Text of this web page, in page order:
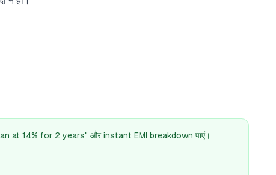
at 14% for 2 years" और instant EMI breakdown पाएं।